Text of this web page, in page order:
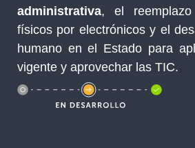
administrativa, el
físicos por electrónicos y el
humano en el Estado para
vigente y aprovechar las TIC.